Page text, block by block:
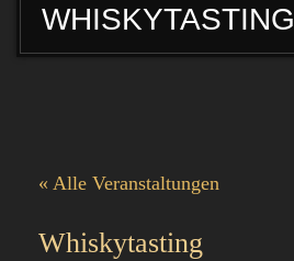
WHISKYTASTING
« Alle Veranstaltungen
Whiskytasting